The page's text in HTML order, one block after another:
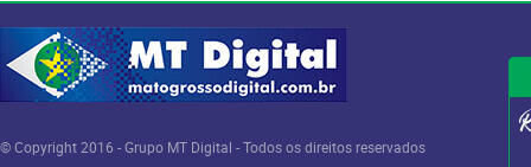
© Copyright 2016 - Grupo MT Digital - Todos os direitos reservados